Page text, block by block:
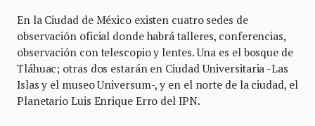
En la Ciudad de México existen cuatro sedes de
observación oficial donde habrá talleres, conferencias,
observación con telescopio y lentes. Una es el bosque de
Tláhuac; otras dos estarán en Ciudad Universitaria -Las
Islas y el museo Universum-, y en el norte de la ciudad, el
Planetario Luis Enrique Erro del IPN.